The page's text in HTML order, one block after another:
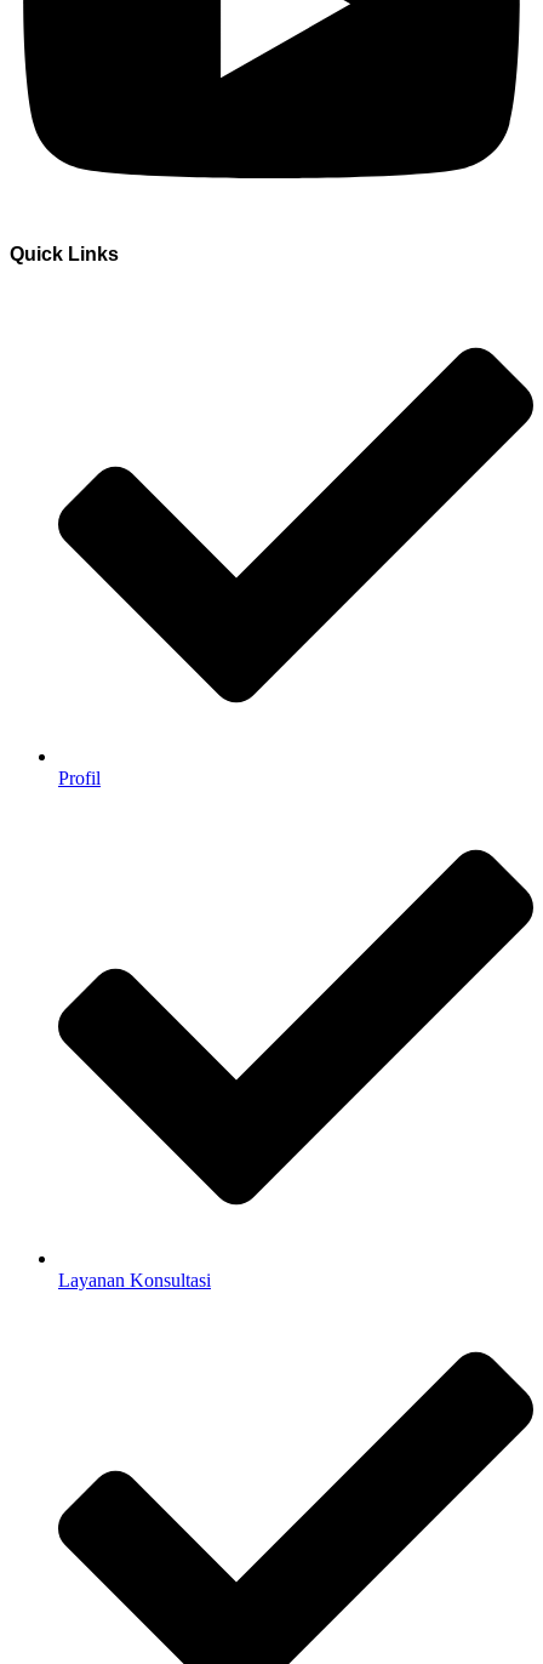
Quick Links
Profil
Layanan Konsultasi